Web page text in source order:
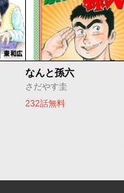
なんと孫六
さだやす圭
232話無料